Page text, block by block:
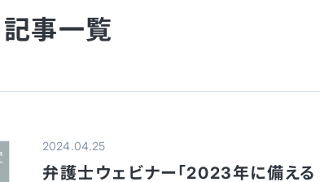
事一覧
2024.04.25
弁護士ウェビナー「2023年に備える